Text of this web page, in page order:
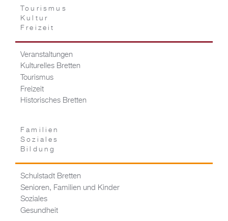
Tourismus
Kultur
Freizeit
Veranstaltungen
Kulturelles Bretten
Tourismus
Freizeit
Historisches Bretten
Familien
Soziales
Bildung
Schulstadt Bretten
Senioren, Familien und Kinder
Soziales
Gesundheit